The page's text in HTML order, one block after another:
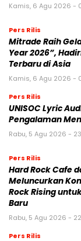
Kamis, 6 Agu 2026 -
Pers Rilis
Mitrade Raih
Year 2026”,
Terbaru di Asia
Kamis, 6 Agu 2026 -
Pers Rilis
UNISOC Lyric
Pengalaman
Rabu, 5 Agu 2026 -
Pers Rilis
Hard Rock Cafe
Meluncurkan
Rock Rising
Baru
Rabu, 5 Agu 2026 -
Pers Rilis